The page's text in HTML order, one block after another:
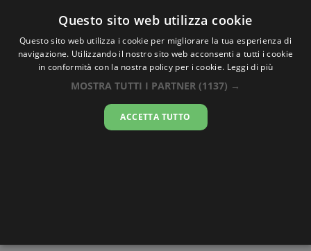
Oraesatta.co
Ora EsattaArgentina
13:12:07
Questo sito web utilizza cookie
Questo sito web utilizza i cookie per migliorare la tua esperienza di
navigazione. Utilizzando il nostro sito web acconsenti a tutti i cookie
in conformità con la nostra policy per i cookie. Leggi di più
MOSTRA TUTTI I PARTNER (1137) →
ACCETTA TUTTO